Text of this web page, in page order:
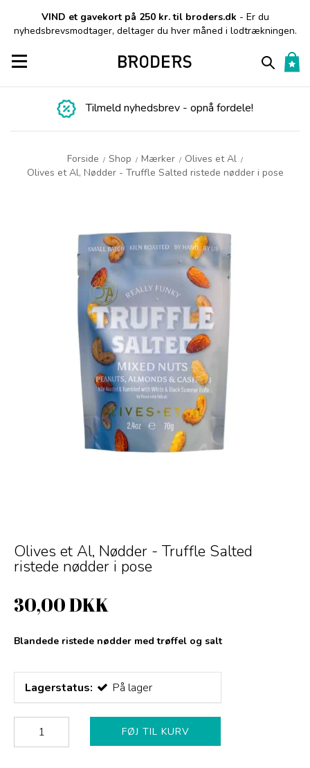
VIND et gavekort på 250 kr. til broders.dk - Er du
nyhedsbrevsmodtager, deltager du hver måned i lodtrækningen.
Toggle navigation
Tilmeld nyhedsbrev - opnå fordele!
Forside / Shop / Mærker / Olives et Al /
Olives et Al, Nødder - Truffle Salted ristede nødder i pose
Olives et Al, Nødder - Truffle Salted
ristede nødder i pose
30,00 DKK
Blandede ristede nødder med trøffel og salt
Lagerstatus: På lager
FØJ TIL KURV